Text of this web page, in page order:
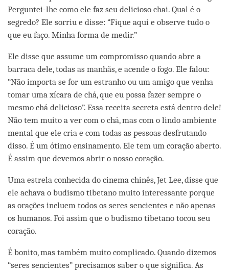
Perguntei-lhe como ele faz seu delicioso chai. Qual é o
segredo? Ele sorriu e disse: “Fique aqui e observe tudo o
que eu faço. Minha forma de medir.”
Ele disse que assume um compromisso quando abre a
barraca dele, todas as manhãs, e acende o fogo. Ele falou:
“Não importa se for um estranho ou um amigo que venha
tomar uma xícara de chá, que eu possa fazer sempre o
mesmo chá delicioso”. Essa receita secreta está dentro dele!
Não tem muito a ver com o chá, mas com o lindo ambiente
mental que ele cria e com todas as pessoas desfrutando
disso. É um ótimo ensinamento. Ele tem um coração aberto.
É assim que devemos abrir o nosso coração.
Uma estrela conhecida do cinema chinês, Jet Lee, disse que
ele achava o budismo tibetano muito interessante porque
as orações incluem todos os seres sencientes e não apenas
os humanos. Foi assim que o budismo tibetano tocou seu
coração.
É bonito, mas também muito complicado. Quando dizemos
“seres sencientes” precisamos saber o que significa. As